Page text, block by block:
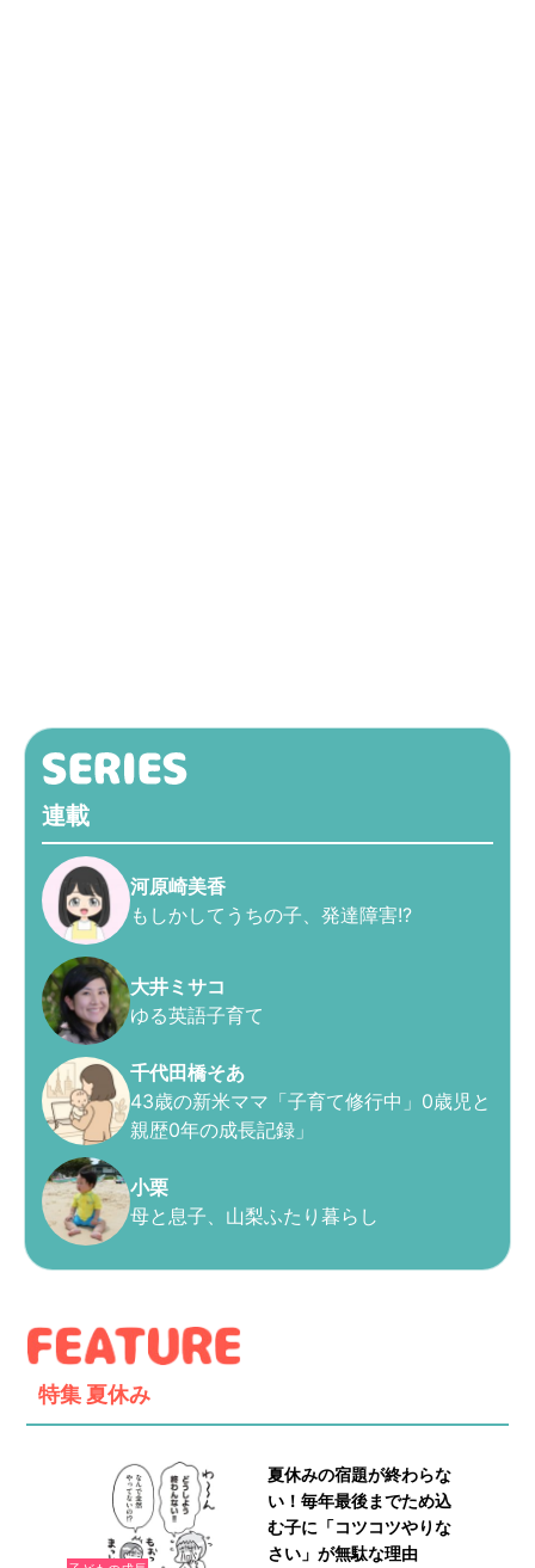
連載
河原崎美香
もしかしてうちの子、発達障害!?
大井ミサコ
ゆる英語子育て
千代田橋そあ
43歳の新米ママ「子育て修行中」0歳児と
親歴0年の成長記録」
小栗
母と息子、山梨ふたり暮らし
特集 夏休み
夏休みの宿題が終わらな
い！毎年最後までため込
む子に「コツコツやりな
さい」が無駄な理由